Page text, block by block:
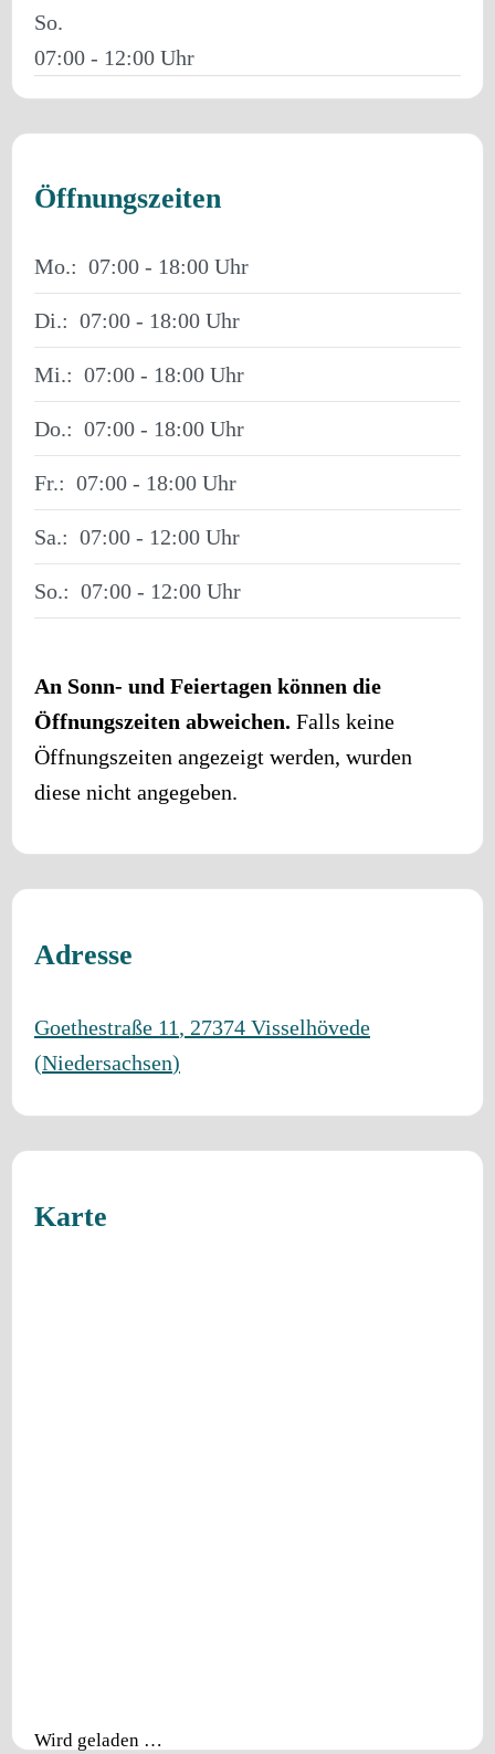
So.
07:00 - 12:00
Öffnungszeiten
Mo.: 07:00 - 18:00
Di.: 07:00 - 18:00
Mi.: 07:00 - 18:00
Do.: 07:00 - 18:00
Fr.: 07:00 - 18:00
Sa.: 07:00 - 12:00
So.: 07:00 - 12:00
An Sonn- und Feiertagen können die
Öffnungszeiten abweichen. Falls keine
Öffnungszeiten angezeigt werden, wurden
diese nicht angegeben.
Adresse
Goethestraße 11, 27374 Visselhövede
(Niedersachsen)
Karte
Wird geladen …